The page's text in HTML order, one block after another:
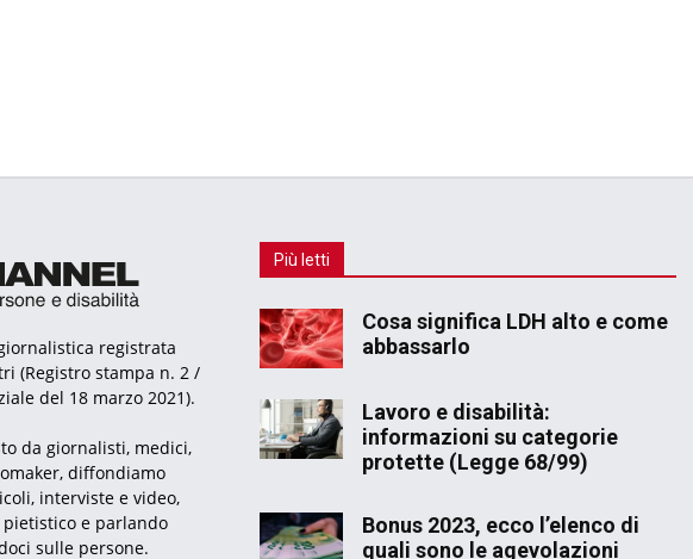
registrata
(Registro stampa n. 2 /
del 18 marzo 2021).
da giornalisti, medici,
diffondiamo
interviste e video,
e parlando
sulle persone.
Più letti
Cosa significa LDH alto e come
abbassarlo
Lavoro e disabilità:
informazioni su categorie
protette (Legge 68/99)
Bonus 2023, ecco l’elenco di
quali sono le agevolazioni